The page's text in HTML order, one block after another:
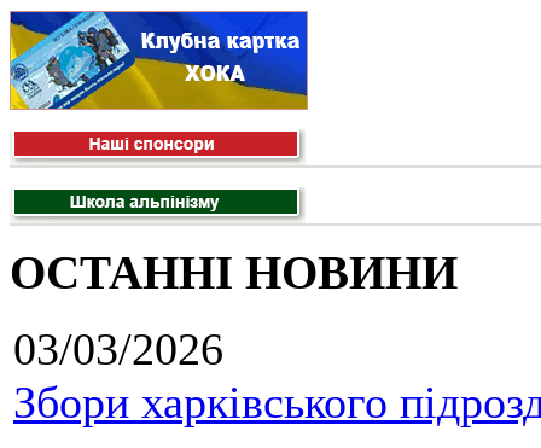
ОСТАННІ НОВИНИ
03/03/2026
Збори харківського